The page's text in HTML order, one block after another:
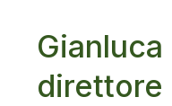
direttore